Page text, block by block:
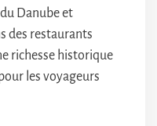
Danube et
des restaurants
richesse historique
les voyageurs